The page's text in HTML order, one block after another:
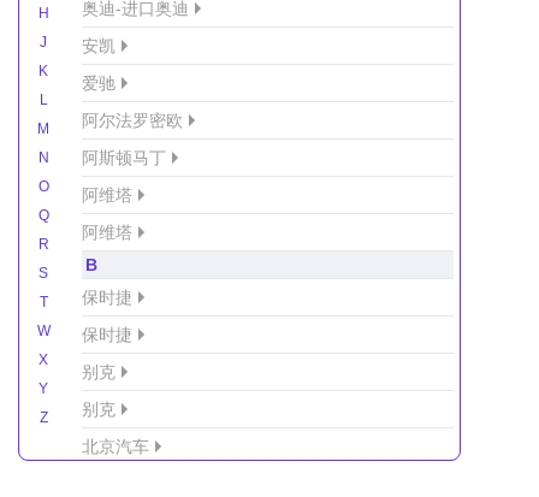
H
J
K
L
M
N
O
Q
R
S
T
W
X
Y
Z
奥迪-进口奥迪
安凯
爱驰
阿尔法罗密欧
阿斯顿马丁
阿维塔
阿维塔
B
保时捷
保时捷
别克
别克
北京汽车